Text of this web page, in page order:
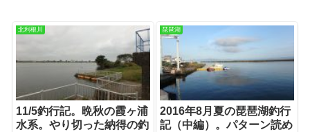
北利根川
11/5釣行記。晩秋の霞ヶ浦
水系。やり切った納得の釣
琵琶湖
2016年8月夏の琵琶湖釣行
記（中編）。パターン読め